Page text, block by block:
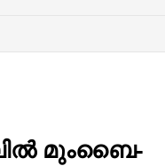
മുംബൈ-